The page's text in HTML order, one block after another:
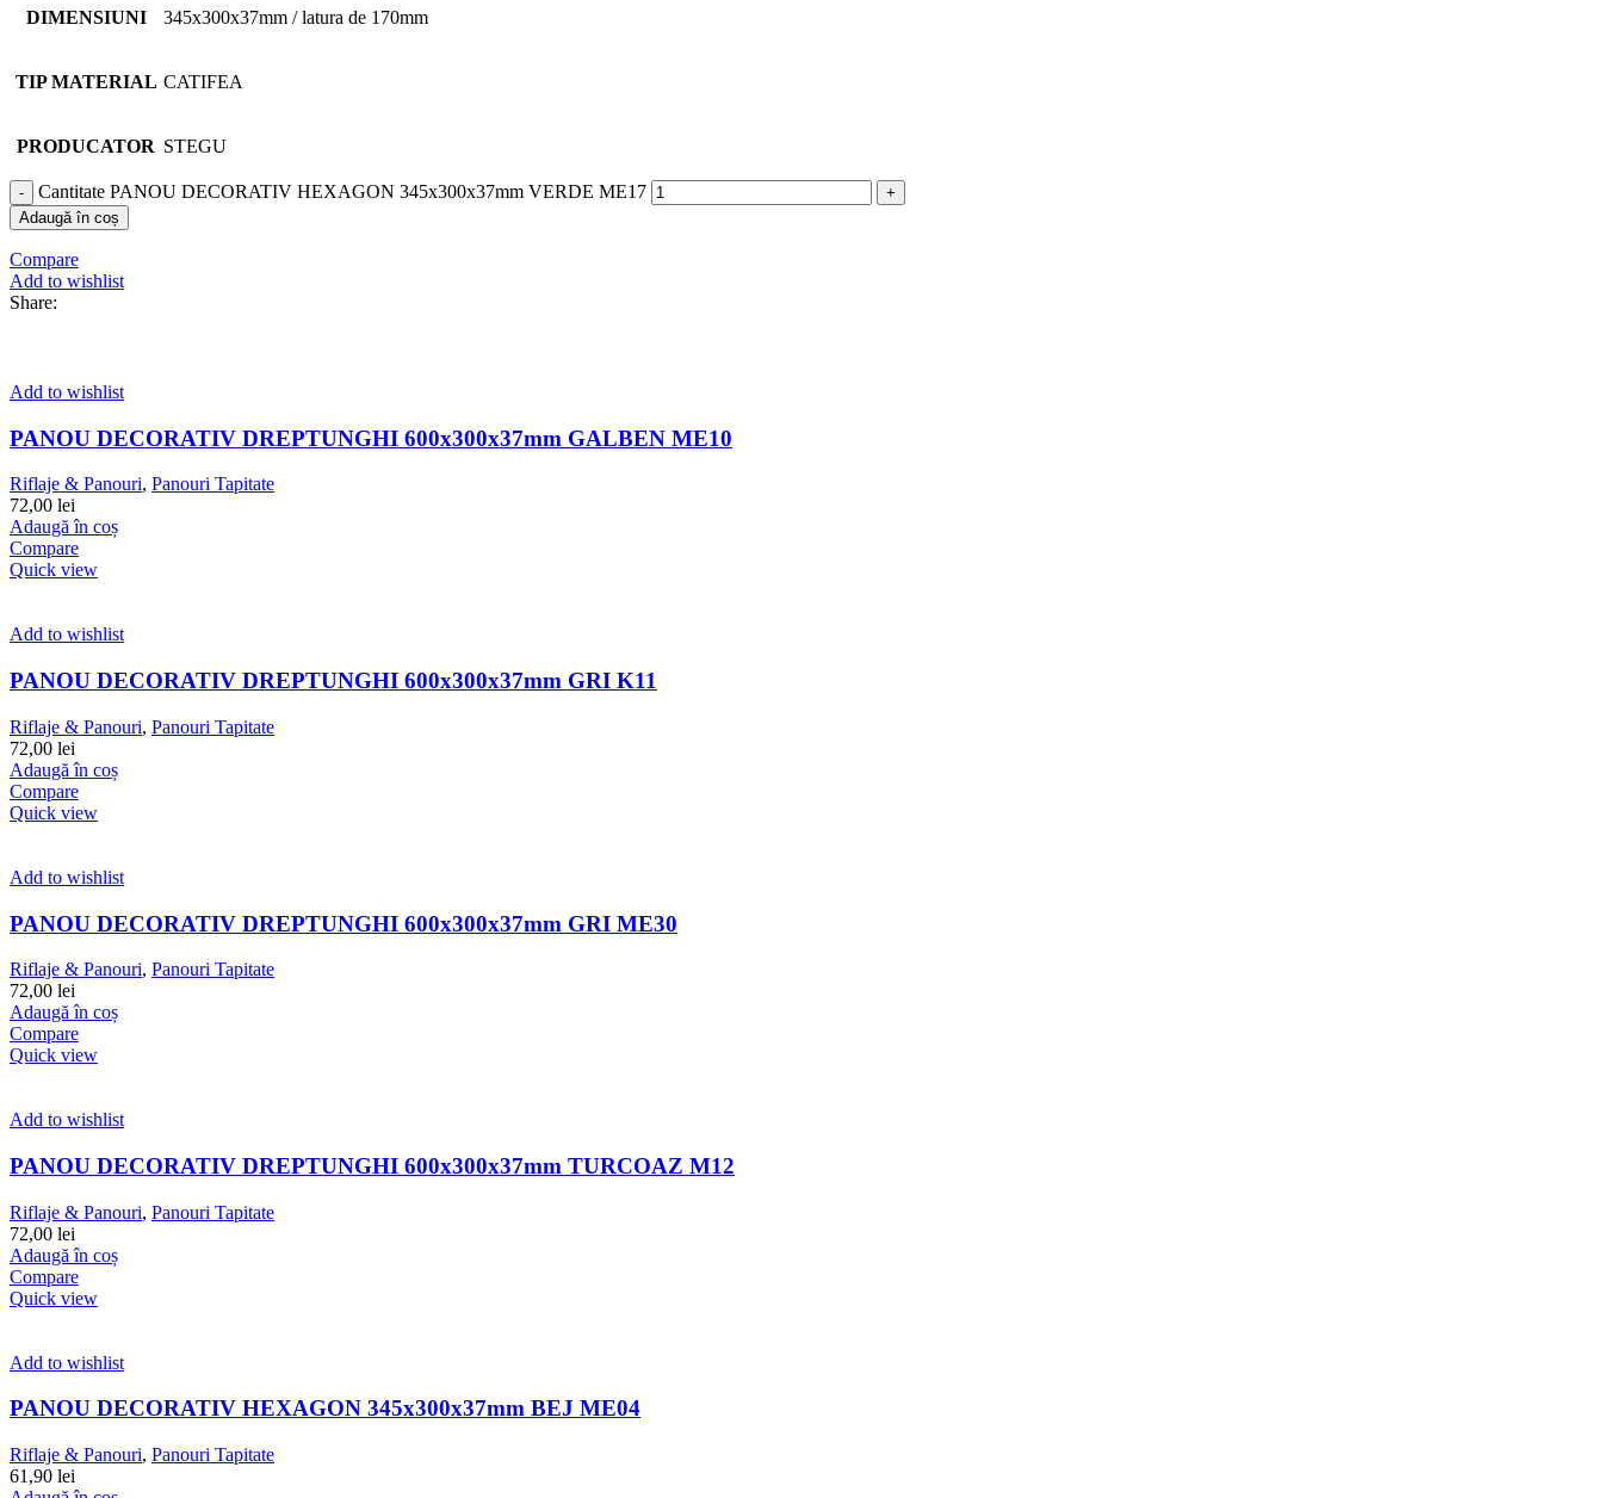
DIMENSIUNI 345x300x37mm / latura de 170mm
TIP MATERIAL CATIFEA
PRODUCATOR STEGU
Cantitate PANOU DECORATIV HEXAGON 345x300x37mm VERDE ME17
Adaugă în coș
Compare
Add to wishlist
Share:
Add to wishlist
PANOU DECORATIV DREPTUNGHI 600x300x37mm GALBEN ME10
Riflaje & Panouri, Panouri Tapitate
72,00 lei
Adaugă în coș
Compare
Quick view
Add to wishlist
PANOU DECORATIV DREPTUNGHI 600x300x37mm GRI K11
Riflaje & Panouri, Panouri Tapitate
72,00 lei
Adaugă în coș
Compare
Quick view
Add to wishlist
PANOU DECORATIV DREPTUNGHI 600x300x37mm GRI ME30
Riflaje & Panouri, Panouri Tapitate
72,00 lei
Adaugă în coș
Compare
Quick view
Add to wishlist
PANOU DECORATIV DREPTUNGHI 600x300x37mm TURCOAZ M12
Riflaje & Panouri, Panouri Tapitate
72,00 lei
Adaugă în coș
Compare
Quick view
Add to wishlist
PANOU DECORATIV HEXAGON 345x300x37mm BEJ ME04
Riflaje & Panouri, Panouri Tapitate
61,90 lei